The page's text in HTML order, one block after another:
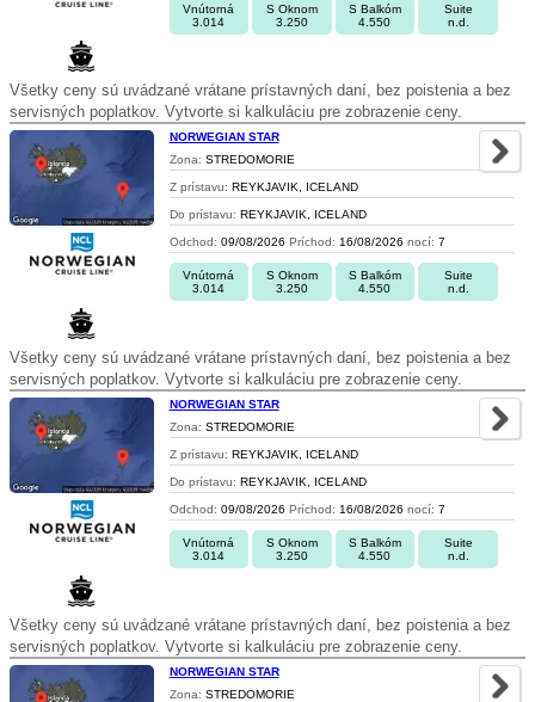
Vnútorná
3.014
S Oknom
3.250
S Balkóm
4.550
Suite
n.d.
Všetky ceny sú uvádzané vrátane prístavných daní, bez poistenia a bez
servisných poplatkov. Vytvorte si kalkuláciu pre zobrazenie ceny.
NORWEGIAN STAR
Zona: STREDOMORIE
Z prístavu: REYKJAVIK, ICELAND
Do prístavu: REYKJAVIK, ICELAND
Odchod: 09/08/2026 Príchod: 16/08/2026 nocí: 7
Vnútorná
3.014
S Oknom
3.250
S Balkóm
4.550
Suite
n.d.
Všetky ceny sú uvádzané vrátane prístavných daní, bez poistenia a bez
servisných poplatkov. Vytvorte si kalkuláciu pre zobrazenie ceny.
NORWEGIAN STAR
Zona: STREDOMORIE
Z prístavu: REYKJAVIK, ICELAND
Do prístavu: REYKJAVIK, ICELAND
Odchod: 09/08/2026 Príchod: 16/08/2026 nocí: 7
Vnútorná
3.014
S Oknom
3.250
S Balkóm
4.550
Suite
n.d.
Všetky ceny sú uvádzané vrátane prístavných daní, bez poistenia a bez
servisných poplatkov. Vytvorte si kalkuláciu pre zobrazenie ceny.
NORWEGIAN STAR
Zona: STREDOMORIE